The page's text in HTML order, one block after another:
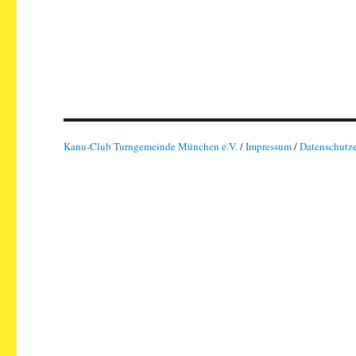
Kanu-Club Turngemeinde München e.V./Impressum/